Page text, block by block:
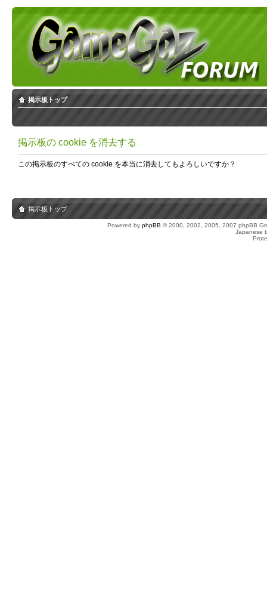
掲示板トップ
掲示板の cookie を消去する
この掲示板のすべての cookie を本当に消去してもよろしいですか？
掲示板トップ
Powered by phpBB © 2000, 2002, 2005, 2007 phpBB
Japanese